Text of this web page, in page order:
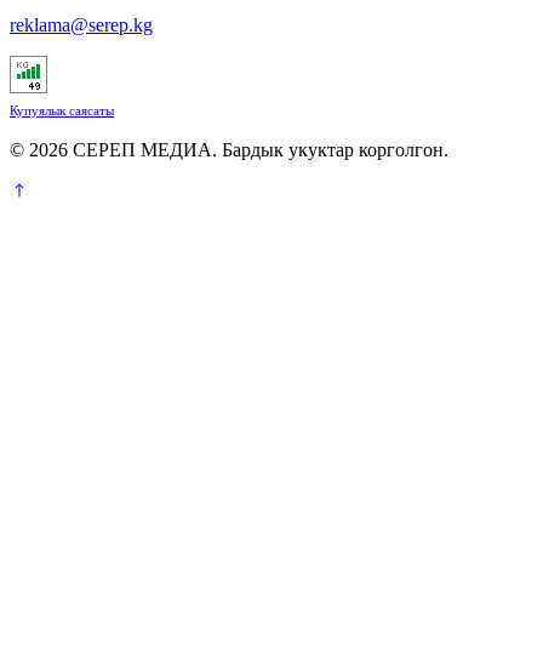
reklama@serep.kg
Купуялык саясаты
© 2026 СЕРЕП МЕДИА. Бардык укуктар корголгон.